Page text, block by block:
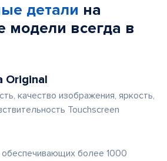
детали на
модели всегда в
Original
качество изображения, яркость,
Touchscreen
более 1000